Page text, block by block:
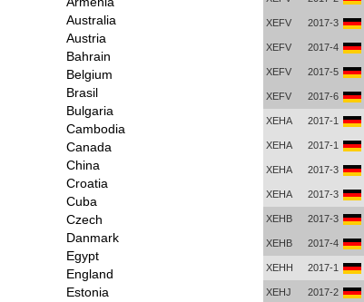
Australia
Austria
Bahrain
Belgium
Brasil
Bulgaria
Cambodia
Canada
China
Croatia
Cuba
Czech
Danmark
Egypt
England
Estonia
XEFV 2017-3
XEFV 2017-4
XEFV 2017-5
XEFV 2017-6
XEHA 2017-1
XEHA 2017-1
XEHA 2017-3
XEHA 2017-3
XEHB 2017-3
XEHB 2017-4
XEHH 2017-1
XEHJ 2017-2